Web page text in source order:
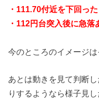
・111.70付近を下回っ
・112円台突入後に急
今のところのイメージ
あとは動きを見て判断
りするようなら様子見し